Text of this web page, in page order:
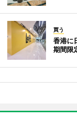
買う
香港に
期間限